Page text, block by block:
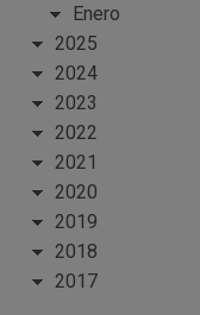
Enero
2025
2024
2023
2022
2021
2020
2019
2018
2017